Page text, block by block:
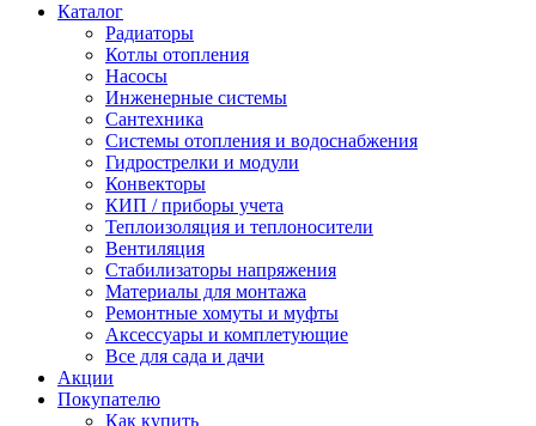
Каталог
Радиаторы
Котлы отопления
Насосы
Инженерные системы
Сантехника
Системы отопления и водоснабжения
Гидрострелки и модули
Конвекторы
КИП / приборы учета
Теплоизоляция и теплоносители
Вентиляция
Стабилизаторы напряжения
Материалы для монтажа
Ремонтные хомуты и муфты
Аксессуары и комплетующие
Все для сада и дачи
Акции
Покупателю
Как купить